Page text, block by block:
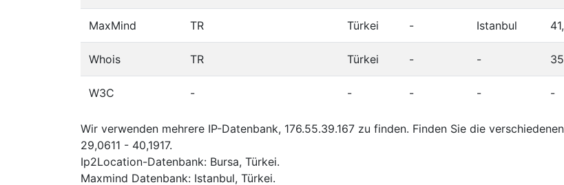
MaxMind TR Türkei - Istanbul
Whois TR Türkei - - 35
W3C - - - - -
Wir verwenden mehrere IP-Datenbank, 176.55.39.167 zu finden. Finden Sie die
29,0611 - 40,1917.
Ip2Location-Datenbank: Bursa, Türkei.
Maxmind Datenbank: Istanbul, Türkei.